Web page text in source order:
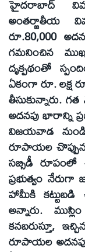
హైదరాబాద్
అంతర్జాతీయ
రూ.80,000
గమనించిన
దృక్పథంతో
ఏకంగా రూ. లక్ష
తీసుకున్నారు.
అదనపు భారాన్ని
విజయవాడ
రూపాయల
సబ్సిడీ రూపంలో
ప్రభుత్వం
హామీకి కట్టుబడి
అన్నారు.
కనబరుస్తూ,
రూపాయల